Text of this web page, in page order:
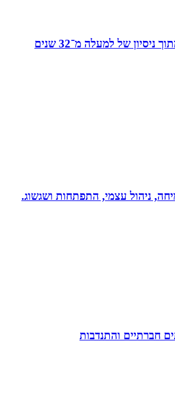
מאסטר בנומרולוגיה קבלית וטארוט ומפתחת שיטת ”קוד החיבור” - שיטה להורים ולילדים המשלבת בין שפת החינוך לבין שפת הנומרולוגיה, מתוך ניסיון של למעלה מ־32 שנים
ניהול עצמי, התפתחות ושגשוג.
חברתיים והתנדבות